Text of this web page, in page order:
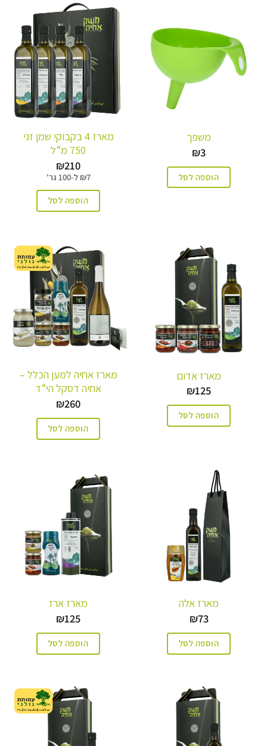
משפך
₪3
הוספה לסל
מארז 4 בקבוקי שמן זני
750 מ”ל
₪210
₪7 ל-100 גר'
הוספה לסל
מארז אדום
₪125
הוספה לסל
מארז אחיה למען הכלל –
אחיה דסקל הי”ד
₪260
הוספה לסל
מארז אלה
₪73
הוספה לסל
מארז ארז
₪125
הוספה לסל